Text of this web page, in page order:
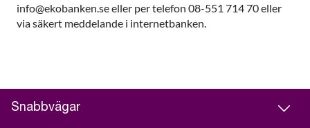
info@ekobanken.se eller per telefon 08-551 714 70 eller
via säkert meddelande i internetbanken.
Snabbvägar